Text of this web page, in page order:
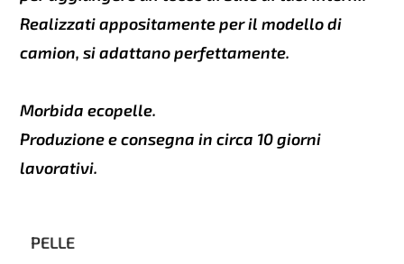
Realizzati appositamente per il modello di
camion, si adattano perfettamente.
Morbida ecopelle.
Produzione e consegna in circa 10 giorni
lavorativi.
PELLE